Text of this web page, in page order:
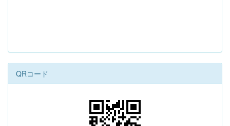
QRコード